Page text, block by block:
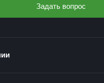
Задать вопрос